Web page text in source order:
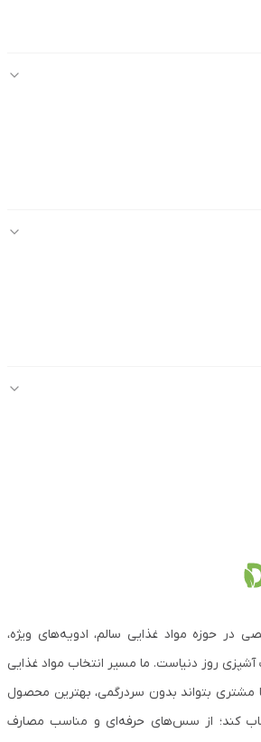
حوزه مواد غذایی سالم، ادویه‌های ویژه،
روز دنیاست. ما مسیر انتخاب مواد غذایی
مشتری بتواند بدون سردرگمی، بهترین محصول
کند؛ از سس‌های حرفه‌ای و مناسب مصارف